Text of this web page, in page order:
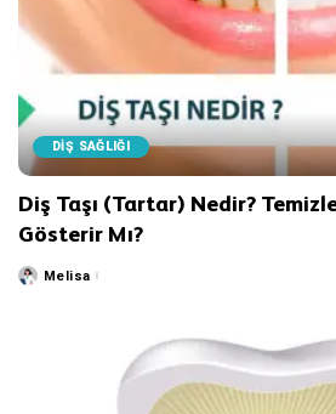
DİŞ SAĞLIĞI
Diş Taşı (Tartar) Nedir?
Gösterir Mı?
PostedMelisa